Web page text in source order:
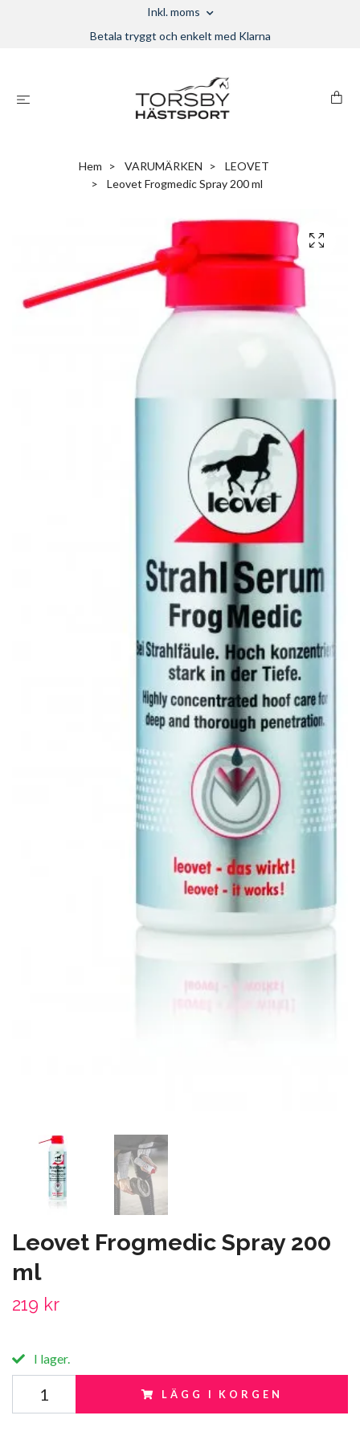
Inkl. moms
Betala tryggt och enkelt med Klarna
Hem VARUMÄRKEN
LEOVET
Leovet Frogmedic Spray 200 ml
Leovet Frogmedic Spray 200
ml
219 kr
I lager.
LÄGG I KORGEN